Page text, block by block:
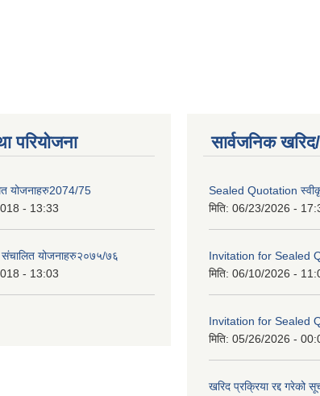
परियोजना
योजनाहरु2074/75
- 13:33
संचालित योजनाहरु२०७५/७६
- 13:03
सार्वजनिक
Sealed Quotation
मिति: 06/23/2026 -
Invitation for Sealed
मिति: 06/10/2026 -
Invitation for Sealed
मिति: 05/26/2026 -
खरिद प्रक्रिया रद्द गरेको